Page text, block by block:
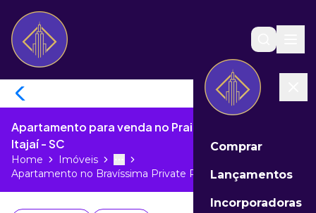
Comprar
Lançamentos
Incorporadoras
Apartamento para venda no Praia Brava de Itajaí de
Itajaí - SC
Home Imóveis More
Toggle menu
Apartamento no Bravíssima Private R...